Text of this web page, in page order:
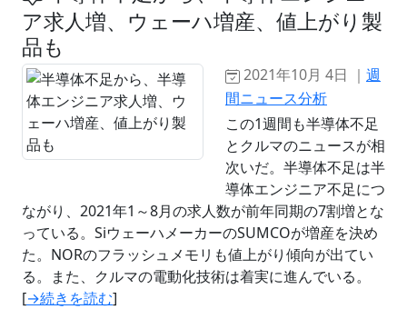
ア求人増、ウェーハ増産、値上がり製
品も
2021年10月 4日 ｜ 週
間ニュース分析
この1週間も半導体不足
とクルマのニュースが相
次いだ。半導体不足は半
導体エンジニア不足につ
ながり、2021年1～8月の求人数が前年同期の7割増とな
っている。SiウェーハメーカーのSUMCOが増産を決め
た。NORのフラッシュメモリも値上がり傾向が出てい
る。また、クルマの電動化技術は着実に進んでいる。
[→続きを読む]